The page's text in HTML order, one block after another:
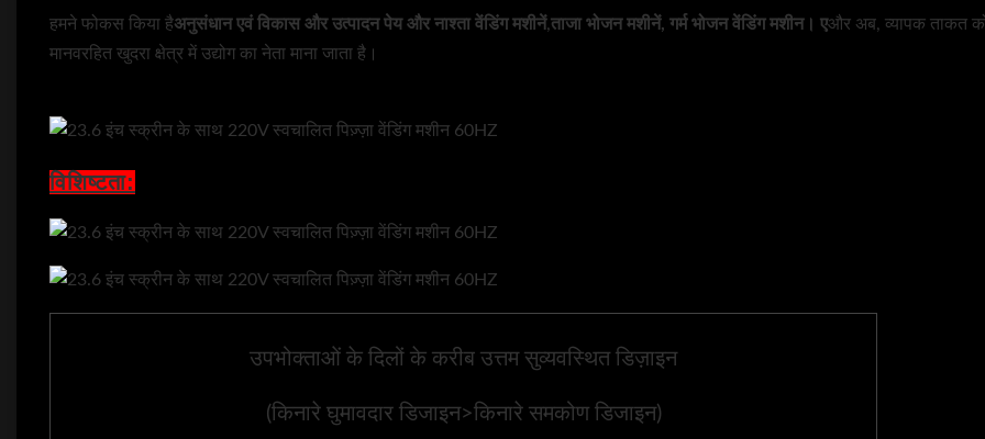
हमने फोकस किया हैअनुसंधान एवं विकास और उत्पादन पेय और नाश्ता वेंडिंग मशीनें,ताजा भोजन मशीनें, गर्म भोजन वेंडिंग मशीन। एऔर अब, व्यापक ताकत को
मानवरहित खुदरा क्षेत्र में उद्योग का नेता माना जाता है।
विशिष्टता:
उपभोक्ताओं के दिलों के करीब उत्तम सुव्यवस्थित डिज़ाइन
(किनारे घुमावदार डिजाइन>किनारे समकोण डिजाइन)